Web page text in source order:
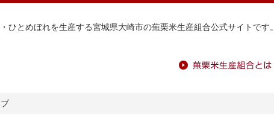
とめぼれを生産する宮城県大崎市の蕪栗米生産組合公式サイトです。